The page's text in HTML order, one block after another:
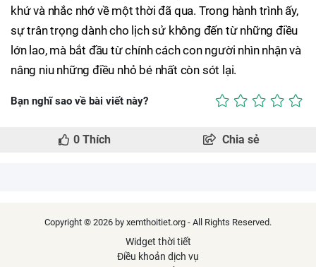
khứ và nhắc nhớ về một thời đã qua. Trong hành trình ấy,
sự trân trọng dành cho lịch sử không đến từ những điều
lớn lao, mà bắt đầu từ chính cách con người nhìn nhận và
nâng niu những điều nhỏ bé nhất còn sót lại.
Bạn nghĩ sao về bài viết này?
0 Thích Chia sẻ
Copyright © 2026 by xemthoitiet.org - All Rights Reserved.
Widget thời tiết
Điều khoản dịch vụ